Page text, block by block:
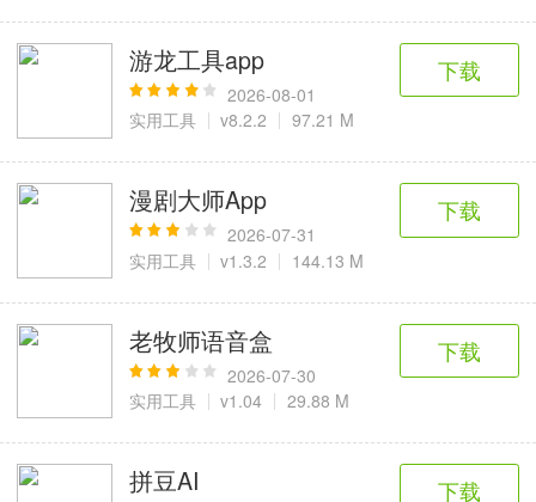
游龙工具app
2026-08-01
实用工具
v8.2.2 97.21 M
下载
漫剧大师App
2026-07-31
实用工具
v1.3.2 144.13 M
下载
老牧师语音盒
2026-07-30
实用工具
v1.04 29.88 M
下载
拼豆AI 下载